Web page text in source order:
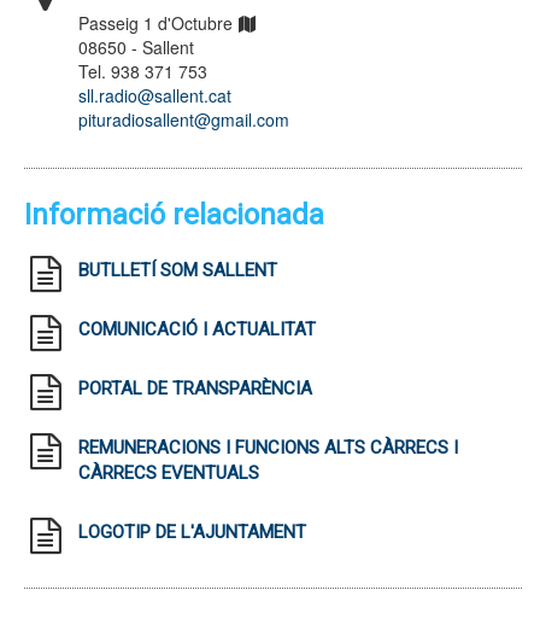
Passeig 1 d'Octubre
08650 - Sallent
Tel. 938 371 753
sll.radio@sallent.cat
pituradiosallent@gmail.com
Informació relacionada
BUTLLETÍ SOM SALLENT
COMUNICACIÓ I ACTUALITAT
PORTAL DE TRANSPARÈNCIA
REMUNERACIONS I FUNCIONS ALTS CÀRRECS I
CÀRRECS EVENTUALS
LOGOTIP DE L'AJUNTAMENT